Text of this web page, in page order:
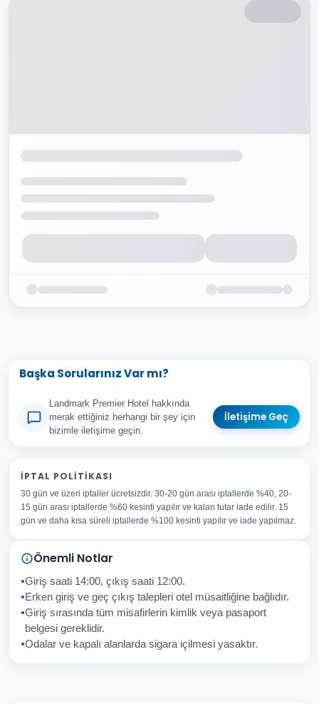
Başka Sorularınız Var mı?
Landmark Premier Hotel hakkında
merak ettiğiniz herhangi bir şey için
bizimle iletişime geçin.
İletişime Geç
Adınız Soyadınız
E-posta Adresiniz
Konu
Sorunuz
İptal Gönder
İPTAL POLITIKASI
30 gün ve üzeri iptaller ücretsizdir. 30-20 gün arası iptallerde %40, 20-
15 gün arası iptallerde %60 kesinti yapılır ve kalan tutar iade edilir. 15
gün ve daha kısa süreli iptallerde %100 kesinti yapılır ve iade yapılmaz.
Önemli Notlar
Giriş saati 14:00, çıkış saati 12:00.
Erken giriş ve geç çıkış talepleri otel müsaitliğine bağlıdır.
Giriş sırasında tüm misafirlerin kimlik veya pasaport
belgesi gereklidir.
Odalar ve kapalı alanlarda sigara içilmesi yasaktır.